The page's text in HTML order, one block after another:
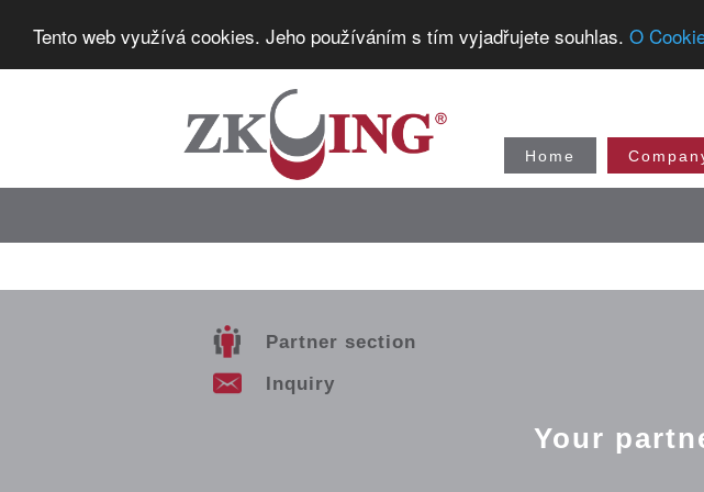
Tento web využívá cookies. Jeho používáním s tím vyjadřujete souhlas. O
Home
Partner section
Inquiry
Your